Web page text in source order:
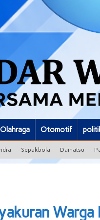
Olahraga Otomotif
Sepakbola Daihatsu
Warga